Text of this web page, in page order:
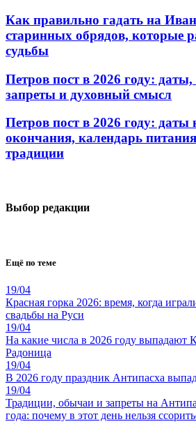
Как правильно гадать на
старинных обрядов, которые
судьбы
Петров пост в 2026 году:
запреты и духовный смысл
Петров пост в 2026 году: даты
окончания, календарь
традиции
Выбор редакции
Ещё по теме
19/04
Красная горка 2026: время, когда
свадьбы на Руси
19/04
На какие числа в 2026 году выпадают
Радоница
19/04
В 2026 году праздник Антипасха
19/04
Традиции, обычаи и запреты на
года: почему в этот день нельзя